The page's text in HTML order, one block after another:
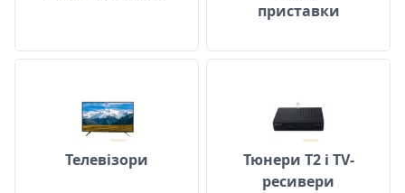
приставки
Телевізори
Тюнери Т2 і TV-
ресивери